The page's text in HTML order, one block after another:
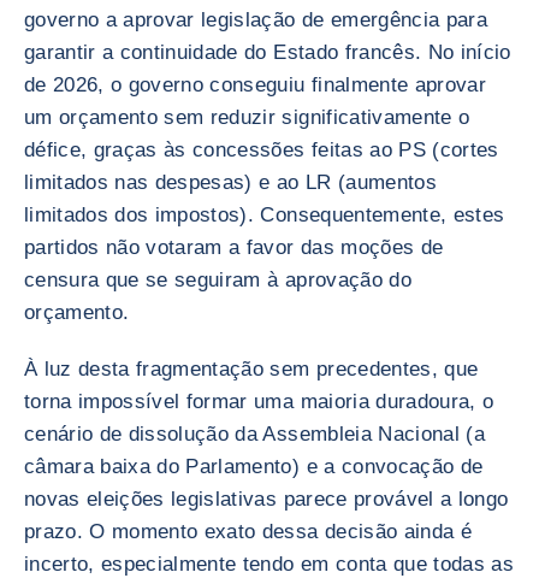
governo a aprovar legislação de emergência para
garantir a continuidade do Estado francês. No início
de 2026, o governo conseguiu finalmente aprovar
um orçamento sem reduzir significativamente o
défice, graças às concessões feitas ao PS (cortes
limitados nas despesas) e ao LR (aumentos
limitados dos impostos). Consequentemente, estes
partidos não votaram a favor das moções de
censura que se seguiram à aprovação do
orçamento.
À luz desta fragmentação sem precedentes, que
torna impossível formar uma maioria duradoura, o
cenário de dissolução da Assembleia Nacional (a
câmara baixa do Parlamento) e a convocação de
novas eleições legislativas parece provável a longo
prazo. O momento exato dessa decisão ainda é
incerto, especialmente tendo em conta que todas as